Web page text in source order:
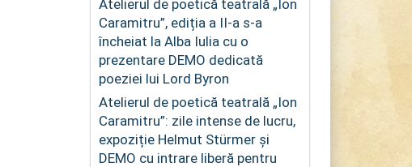
Atelierul de poetică teatrală „Ion
Caramitru”, ediția a II-a s-a
încheiat la Alba Iulia cu o
prezentare DEMO dedicată
poeziei lui Lord Byron
Atelierul de poetică teatrală „Ion
Caramitru”: zile intense de lucru,
expoziție Helmut Stürmer și
DEMO cu intrare liberă pentru